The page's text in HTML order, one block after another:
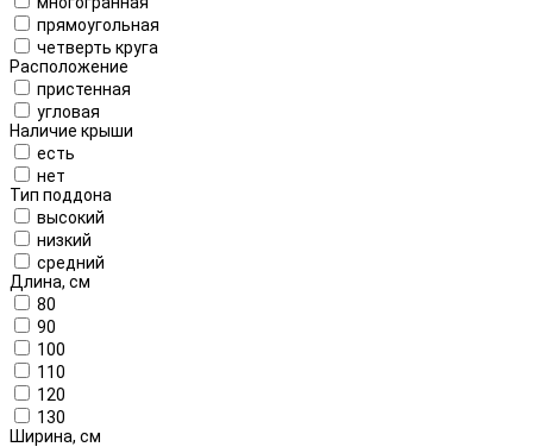
прямоугольная
четверть круга
Расположение
пристенная
угловая
Наличие крыши
есть
нет
Тип поддона
высокий
низкий
средний
Длина, см
80
90
100
110
120
130
Ширина, см